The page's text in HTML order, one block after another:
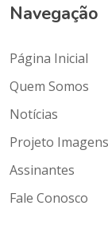
Navegação
Página Inicial
Quem Somos
Notícias
Projeto
Assinantes
Fale Conosco